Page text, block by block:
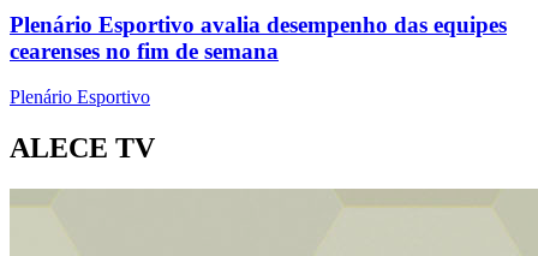
Plenário Esportivo avalia desempenho das equipes
cearenses no fim de semana
Plenário Esportivo
ALECE TV